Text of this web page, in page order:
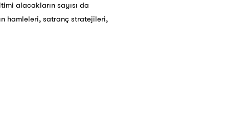
alacakların sayısı da
hamleleri, satranç stratejileri,